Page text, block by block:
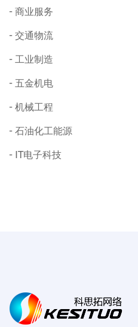
商业服务
交通物流
工业制造
五金机电
机械工程
石油化工能源
IT电子科技